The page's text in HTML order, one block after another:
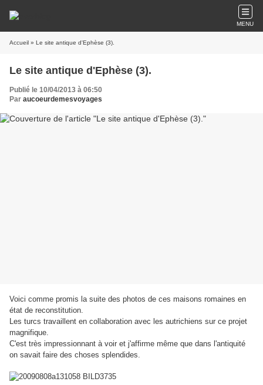
MENU
Accueil » Le site antique d'Ephèse (3).
Le site antique d'Ephèse (3).
Publié le 10/04/2013 à 06:50
Par aucoeurdemesvoyages
Voici comme promis la suite des photos de ces maisons romaines en
état de reconstitution.
Les turcs travaillent en collaboration avec les autrichiens sur ce projet
magnifique.
C'est très impressionnant à voir et j'affirme même que dans l'antiquité
on savait faire des choses splendides.